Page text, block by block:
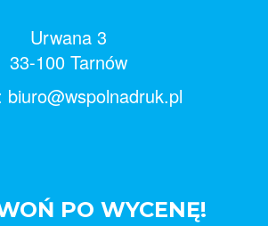
Urwana 3
33-100 Tarnów
biuro@wspolnadruk.pl
PO WYCENĘ!